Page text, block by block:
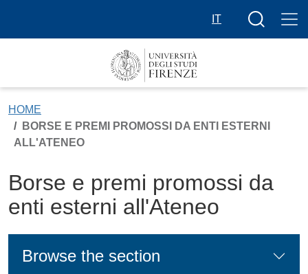
IT
Search
HOME
BORSE E PREMI PROMOSSI DA ENTI ESTERNI
ALL'ATENEO
Borse e premi promossi da
enti esterni all'Ateneo
Browse the section